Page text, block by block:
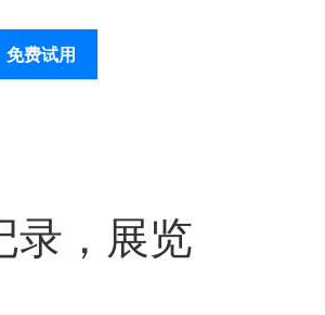
免费试用
录，展览